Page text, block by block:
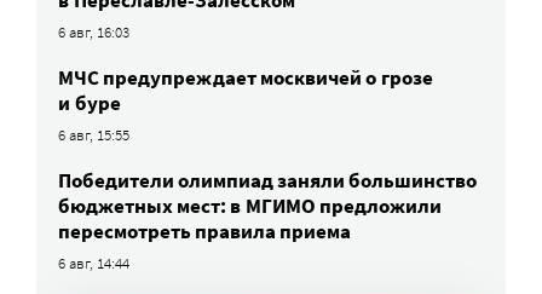
6 авг, 16:03
МЧС предупреждает москвичей о грозе
и буре
6 авг, 15:55
Победители олимпиад заняли большинство
бюджетных мест: в МГИМО предложили
пересмотреть правила приема
6 авг, 14:44